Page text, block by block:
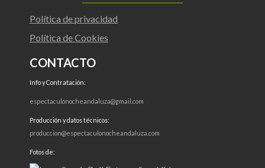
Política de privacidad
Política de Cookies
CONTACTO
Info y Contratación:
espectaculonocheandaluza@gmail.com
Producción y datos técnicos:
produccion@espectaculonocheandaluza.com
Fotos de: